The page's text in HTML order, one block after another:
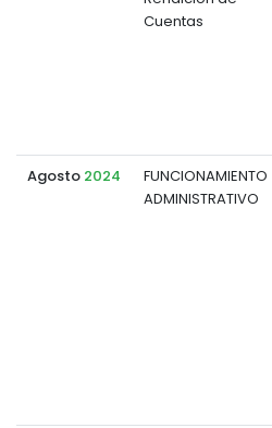
Cuentas
Agosto 2024
FUNCIONAMIENTO
ADMINISTRATIVO